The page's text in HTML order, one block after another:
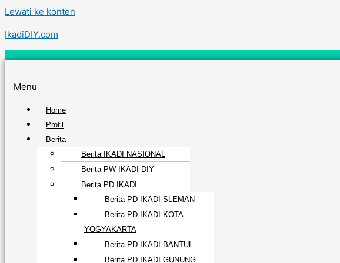
Lewati ke konten
IkadiDIY.com
Menu
Home
Profil
Berita
Berita IKADI NASIONAL
Berita PW IKADI DIY
Berita PD IKADI
Berita PD IKADI SLEMAN
Berita PD IKADI KOTA
YOGYAKARTA
Berita PD IKADI BANTUL
Berita PD IKADI GUNUNG